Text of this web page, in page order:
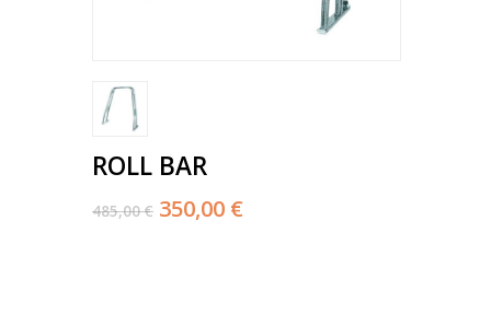
ROLL BAR
485,00 € 350,00 €